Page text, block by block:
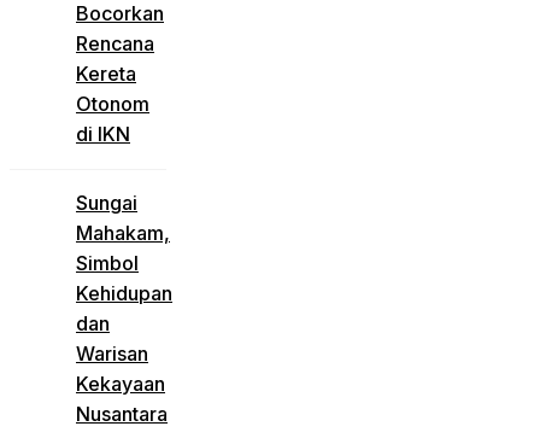
Bocorkan
Rencana
Kereta
Otonom
di IKN
Sungai
Mahakam,
Simbol
Kehidupan
dan
Warisan
Kekayaan
Nusantara